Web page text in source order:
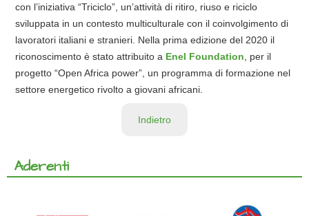
con l’iniziativa “Triciclo”, un’attività di ritiro, riuso e riciclo
sviluppata in un contesto multiculturale con il coinvolgimento di
lavoratori italiani e stranieri. Nella prima edizione del 2020 il
riconoscimento è stato attribuito a Enel Foundation , per il
progetto “Open Africa power”, un programma di formazione nel
settore energetico rivolto a giovani africani.
Indietro
Aderenti